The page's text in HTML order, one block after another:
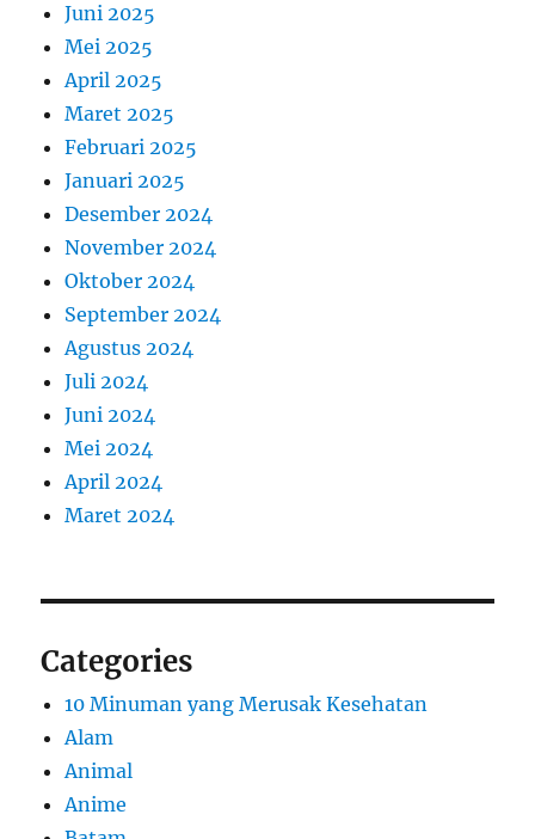
Juni 2025
Mei 2025
April 2025
Maret 2025
Februari 2025
Januari 2025
Desember 2024
November 2024
Oktober 2024
September 2024
Agustus 2024
Juli 2024
Juni 2024
Mei 2024
April 2024
Maret 2024
Categories
10 Minuman yang Merusak Kesehatan
Alam
Animal
Anime